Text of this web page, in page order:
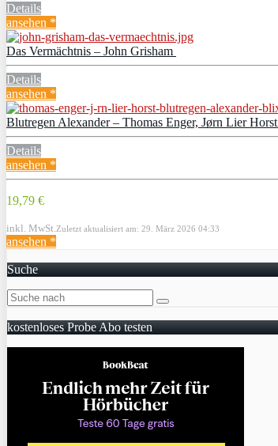
Details
ansehen *
Das Vermächtnis – John Grisham
Details
ansehen *
Blutregen Alexander – Thomas Enger, Jørn Lier Horst
Details
ansehen *
19,79 €
inkl. MwSt. Zuletzt aktualisiert am: 29. März 2026 04:33
ansehen *
Suche
kostenloses Probe Abo testen